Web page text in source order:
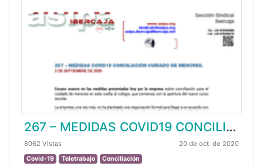
267 – MEDIDAS COVID19 CONCILIACIÓN CUIDADO DE MENORES.
8062 Vistas 20 de oct. de 2020
Covid-19 Teletrabajo Conciliación